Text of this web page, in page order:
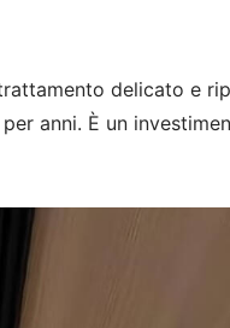
delicato e
anni. È un